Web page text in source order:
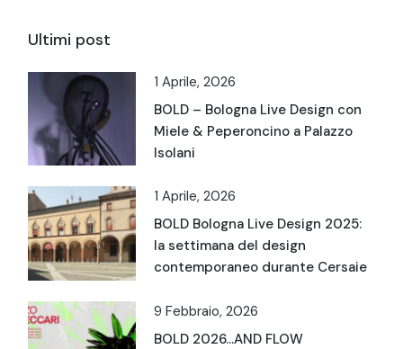
Ultimi post
1 Aprile, 2026
BOLD – Bologna Live Design con
Miele & Peperoncino a Palazzo
Isolani
1 Aprile, 2026
BOLD Bologna Live Design 2025:
la settimana del design
contemporaneo durante Cersaie
9 Febbraio, 2026
BOLD 2026…AND FLOW